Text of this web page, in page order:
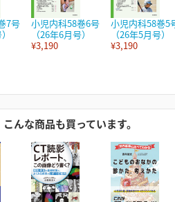
7号
小児内科58巻6号
（26年6月号）
¥3,190
小児内科58巻5
（26年5月号）
¥3,190
んな商品も買っています。